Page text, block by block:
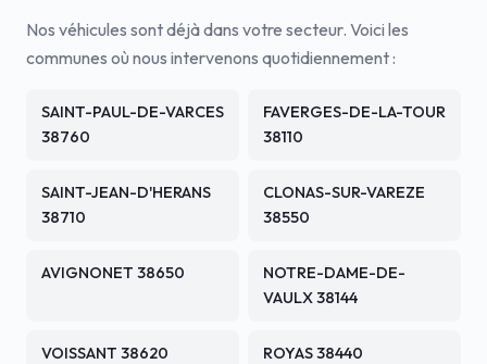
Nos véhicules sont déjà dans votre secteur. Voici les
communes où nous intervenons quotidiennement :
SAINT-PAUL-DE-VARCES
38760
FAVERGES-DE-LA-TOUR
38110
SAINT-JEAN-D'HERANS
38710
CLONAS-SUR-VAREZE
38550
AVIGNONET 38650
NOTRE-DAME-DE-
VAULX 38144
VOISSANT 38620 ROYAS 38440